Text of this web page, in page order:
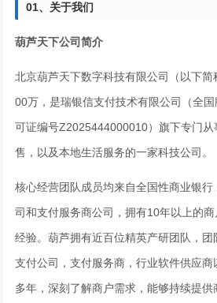
01、 关于我们
葫芦天下公司简介
北京葫芦天下数字科技有限公司（以下简
00万，是瑞银信支付技术有限公司（全
可证编号Z2025444000010）旗下专门
售，以及本地生活服务的一家科技公司。
核心经营团队成员均来自全国性商业银
司和支付服务商公司，拥有10年以上的
经验。葫芦拥有近百位精英产研团队，
支付公司，支付服务商，行业软件供应
多年，深刻了解商户需求，能够持续提